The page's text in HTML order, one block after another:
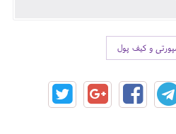
و کیف پول